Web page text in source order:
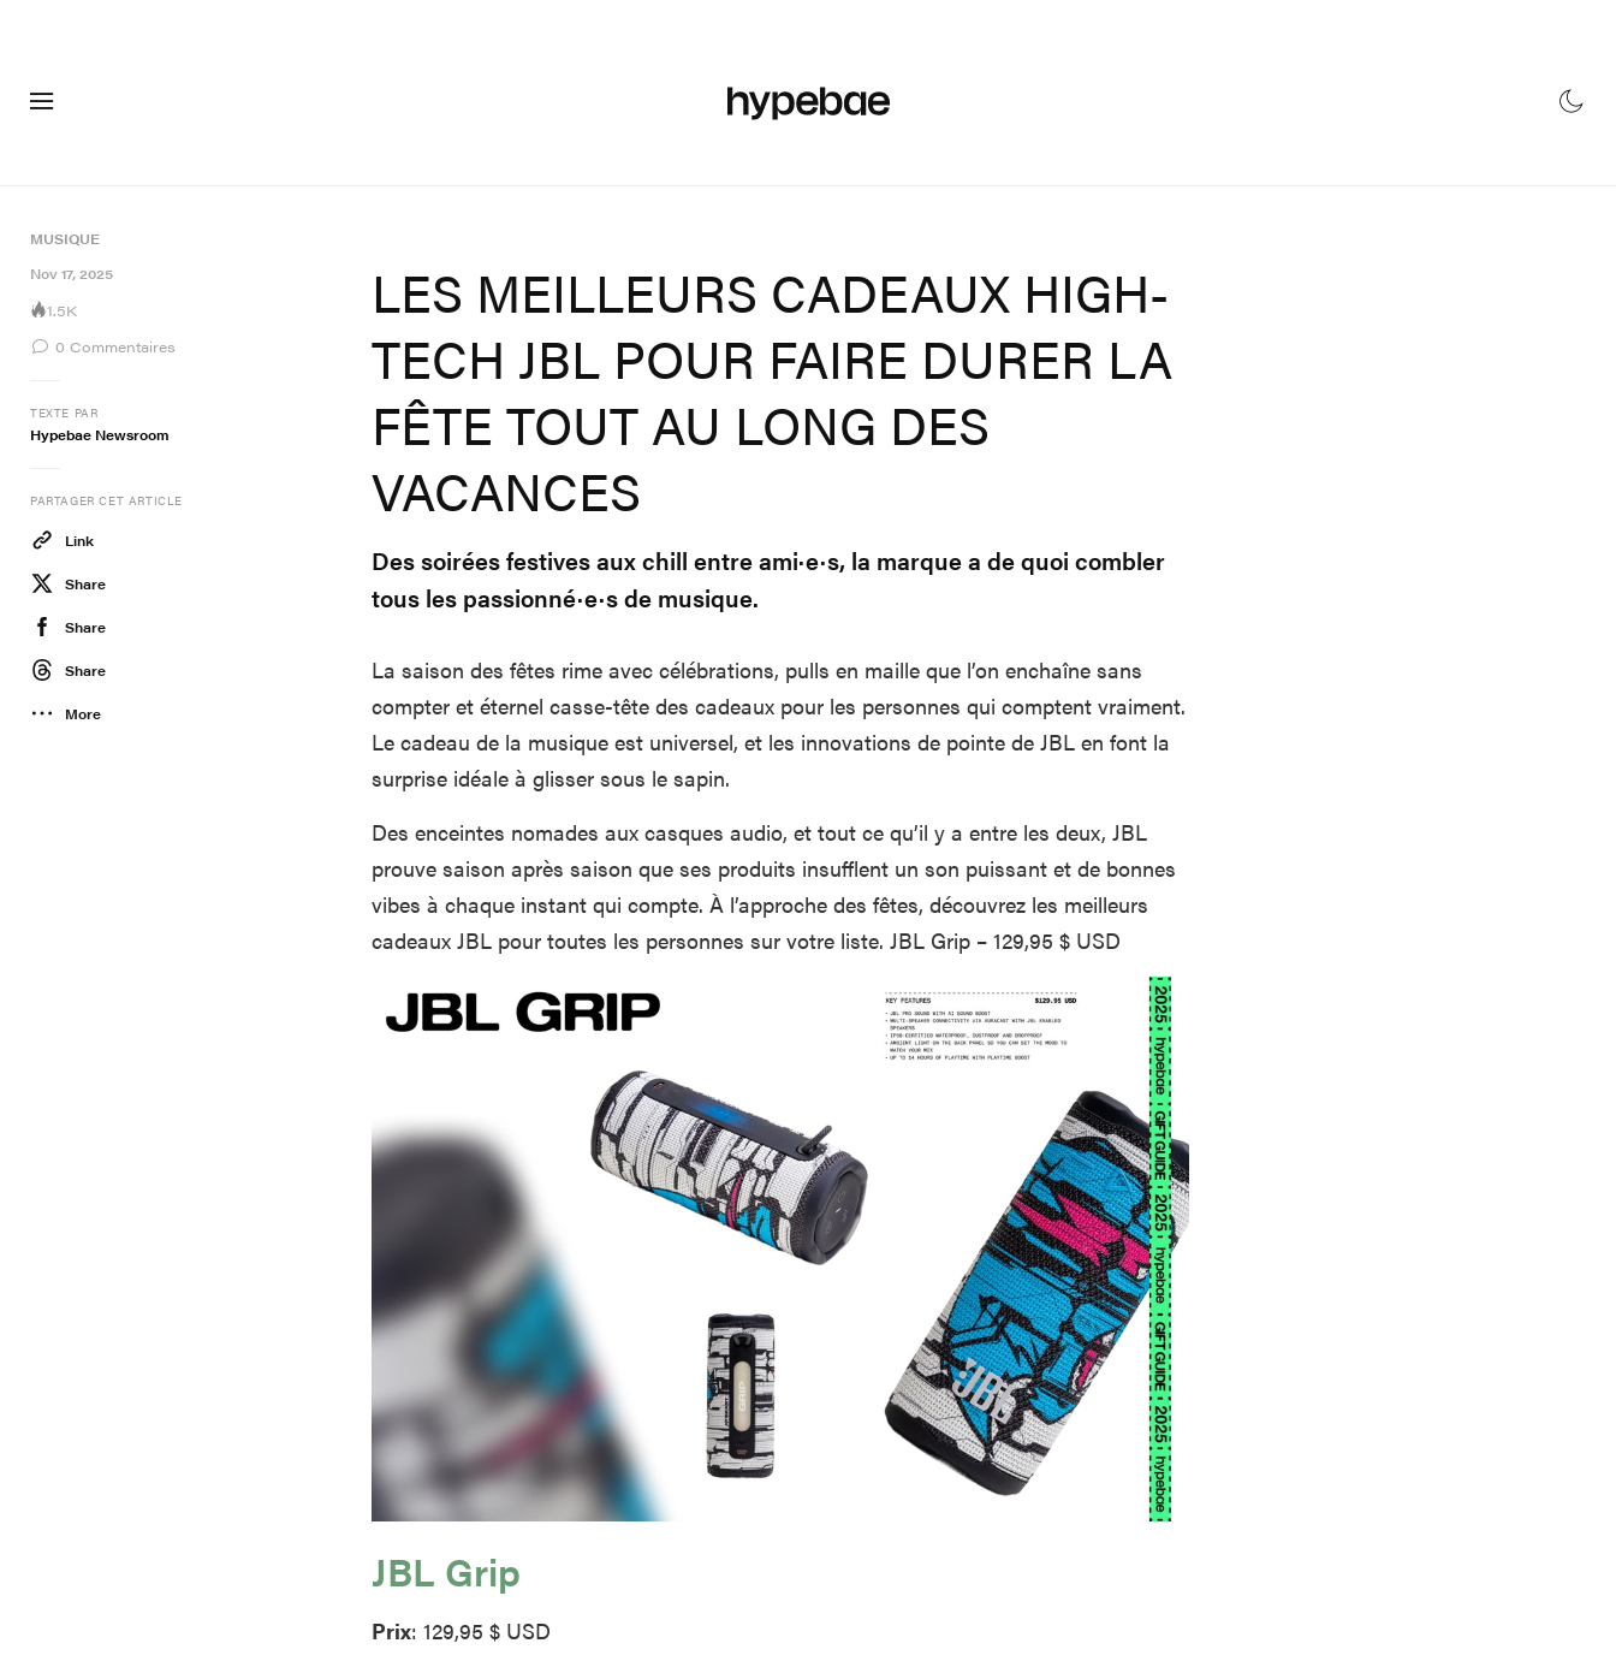
MUSIQUE
Nov 17, 2025
1.5K
0 Commentaires
TEXTE PAR
Hypebae Newsroom
PARTAGER CET ARTICLE
Link
Share
Share
Share
More
LES MEILLEURS CADEAUX HIGH-
TECH JBL POUR FAIRE DURER LA
FÊTE TOUT AU LONG DES
VACANCES
Des soirées festives aux chill entre ami·e·s, la marque a de quoi combler
tous les passionné·e·s de musique.
La saison des fêtes rime avec célébrations, pulls en maille que l’on enchaîne sans
compter et éternel casse-tête des cadeaux pour les personnes qui comptent vraiment.
Le cadeau de la musique est universel, et les innovations de pointe de JBL en font la
surprise idéale à glisser sous le sapin.
Des enceintes nomades aux casques audio, et tout ce qu’il y a entre les deux, JBL
prouve saison après saison que ses produits insufflent un son puissant et de bonnes
vibes à chaque instant qui compte. À l’approche des fêtes, découvrez les meilleurs
cadeaux JBL pour toutes les personnes sur votre liste. JBL Grip – 129,95 $ USD
JBL Grip
Prix: 129,95 $ USD